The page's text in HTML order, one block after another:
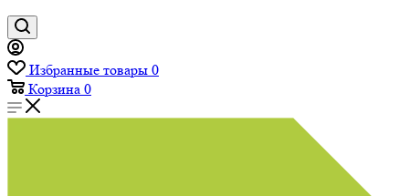
Избранные товары 0
Корзина 0